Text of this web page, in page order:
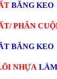
BĂNG KEO
PHÂN
BĂNG KEO
NHỰA LÀM